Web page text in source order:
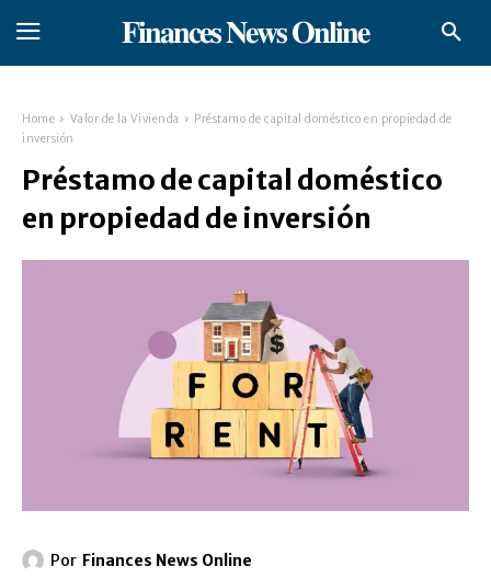
𝐅𝐢𝐧𝐚𝐧𝐜𝐞𝐬 𝐍𝐞𝐰𝐬 𝐎𝐧𝐥𝐢𝐧𝐞
Home Valor de la Vivienda
Préstamo de capital doméstico en propiedad de
inversión
Préstamo de capital doméstico
en propiedad de inversión
Por Finances News Online